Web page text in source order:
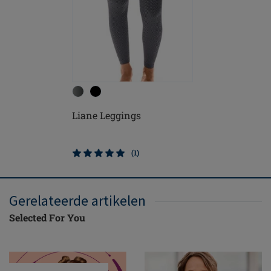
Liane Leggings
(1)
Gerelateerde artikelen
Selected For You